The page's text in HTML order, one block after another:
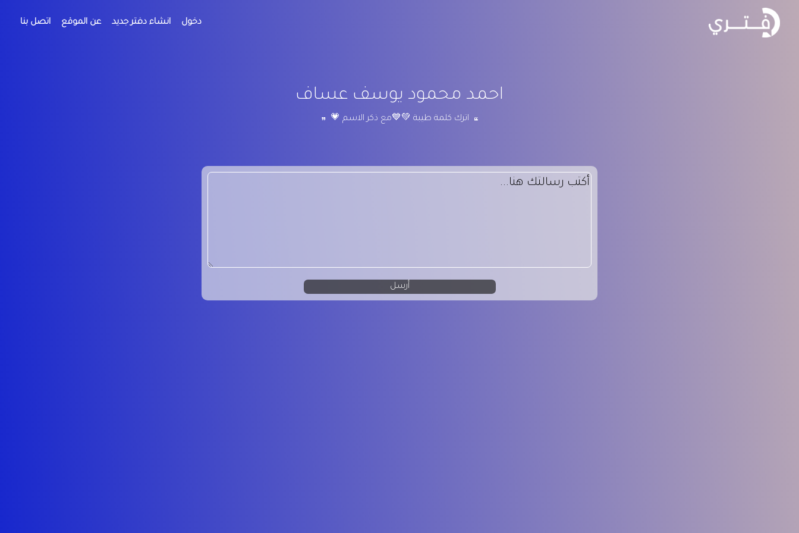
دخول انشاء دفتر جديد عن الموقع اتصل بنا
احمد محمود يوسف عساف
اترك كلمة طيبة 💚💙مع ذكر الاسم 💗